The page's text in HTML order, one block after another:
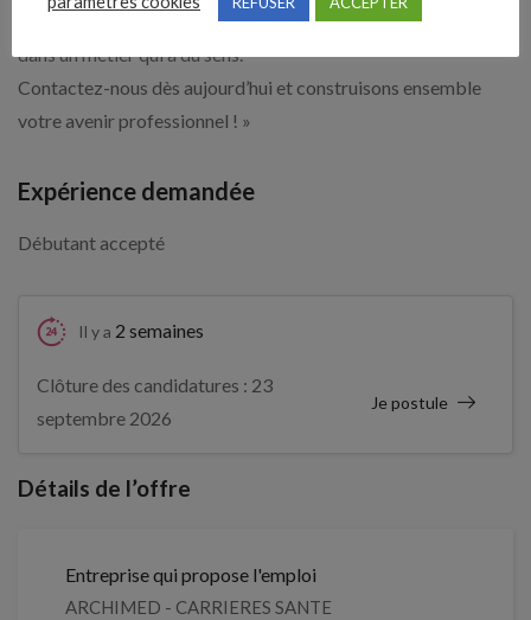
tout au long de votre carrière pour vous aider à vous épanouir
dans un métier qui a du sens.
Contactez-nous dès aujourd’hui et construisons ensemble
votre avenir professionnel ! »
Expérience demandée
Débutant accepté
Il y a 2 semaines
Clôture des candidatures : 23
septembre 2026
Je postule
Détails de l’offre
Entreprise qui propose l'emploi
ARCHIMED - CARRIERES SANTE